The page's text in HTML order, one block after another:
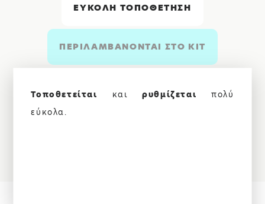
ΕΥΚΟΛΗ ΤΟΠΟΘΕΤΗΣΗ
ΠΕΡΙΛΑΜΒΑΝΟΝΤΑΙ ΣTO KIT
Τοποθετείται καιρυθμίζεται πολύ
εύκολα.